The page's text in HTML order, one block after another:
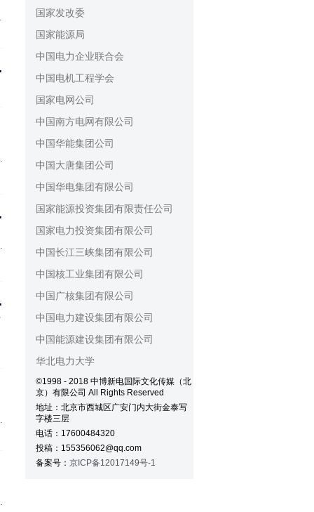
设计合同
记者问
688号)
国家发改委
国家能源局
中国电力企业联合会
中国电机工程学会
国家电网公司
中国南方电网有限公司
中国华能集团公司
中国大唐集团公司
中国华电集团有限公司
国家能源投资集团有限责任公司
国家电力投资集团有限公司
中国长江三峡集团有限公司
中国核工业集团有限公司
中国广核集团有限公司
中国电力建设集团有限公司
中国能源建设集团有限公司
华北电力大学
©1998 - 2018 中博新电国际文化传媒（北
京）有限公司 All Rights Reserved
地址：北京市西城区广安门内大街金泰写
字楼三层
电话：17600484320
投稿：155356062@qq.com
备案号： 京ICP备12017149号-1